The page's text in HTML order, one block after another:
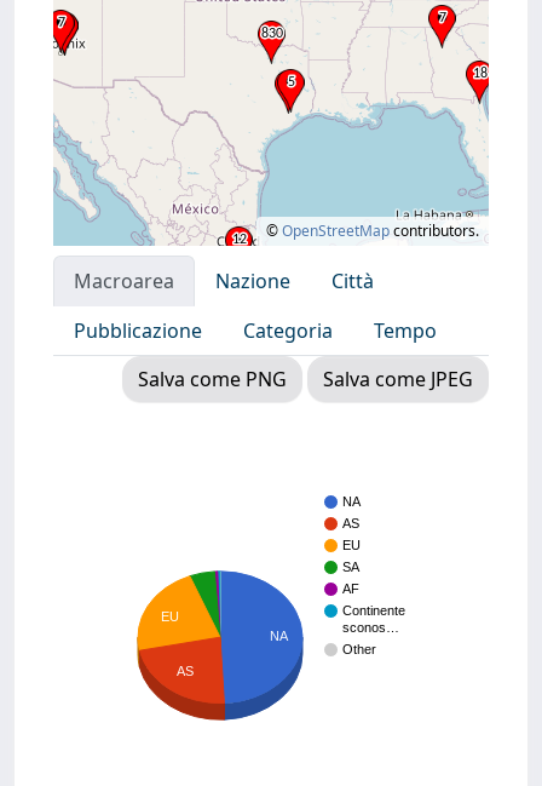
©OpenStreetMapcontributors.
Macroarea Nazione
Città
Pubblicazione
Categoria
Tempo
Salva come PNG
Salva come JPEG
NA
AS
EU
SA
AF
Continente
sconos…
Other
NA
EU
AS